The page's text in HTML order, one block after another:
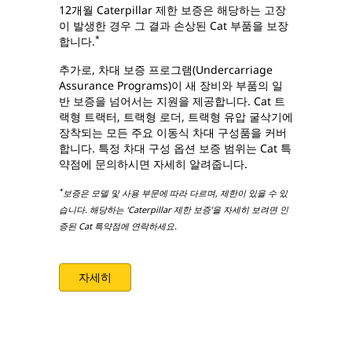
12개월 Caterpillar 제한 보증은 해당하는 고장
이 발생한 경우 그 결과 손상된 Cat 부품을 보장
합니다.*
추가로, 차대 보증 프로그램(Undercarriage
Assurance Programs)이 새 장비와 부품의 일
반 보증을 넘어서는 지원을 제공합니다. Cat 트
랙형 트랙터, 트랙형 로더, 트랙형 유압 굴삭기에
장착되는 모든 주요 이동식 차대 구성품을 커버
합니다. 특정 차대 구성 옵션 보증 범위는 Cat 특
약점에 문의하시면 자세히 알려줍니다.
*보증은 모델 및 사용 부문에 따라 다르며, 제한이 있을 수 있
습니다. 해당하는 ‘Caterpillar 제한 보증’을 자세히 보려면 인
증된 Cat 특약점에 연락하세요.
자세히